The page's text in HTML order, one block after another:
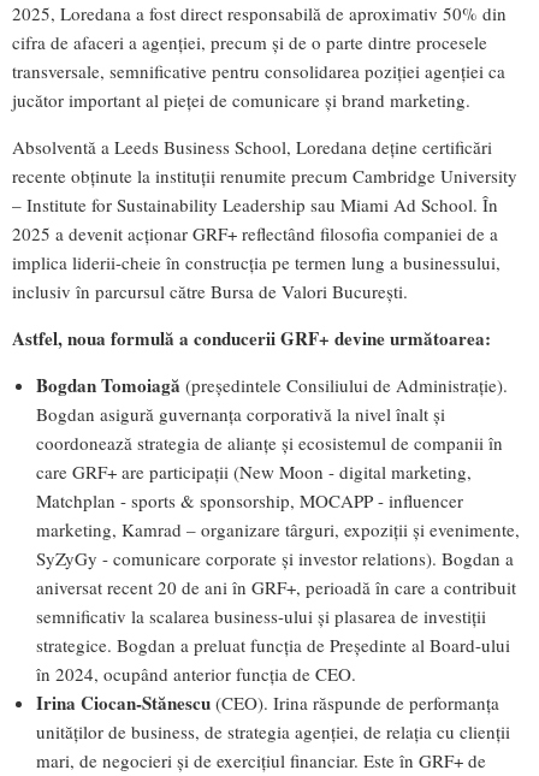
2025, Loredana a fost direct responsabilă de aproximativ 50% din
cifra de afaceri a agenției, precum și de o parte dintre procesele
transversale, semnificative pentru consolidarea poziției agenției ca
jucător important al pieței de comunicare și brand marketing.
Absolventă a Leeds Business School, Loredana deține certificări
recente obținute la instituții renumite precum Cambridge University
– Institute for Sustainability Leadership sau Miami Ad School. În
2025 a devenit acționar GRF+ reflectând filosofia companiei de a
implica liderii-cheie în construcția pe termen lung a businessului,
inclusiv în parcursul către Bursa de Valori București.
Astfel, noua formulă a conducerii GRF+ devine următoarea:
Bogdan Tomoiagă (președintele Consiliului de Administrație).
Bogdan asigură guvernanța corporativă la nivel înalt și
coordonează strategia de alianțe și ecosistemul de companii în
care GRF+ are participații (New Moon - digital marketing,
Matchplan - sports & sponsorship, MOCAPP - influencer
marketing, Kamrad – organizare târguri, expoziții și evenimente,
SyZyGy - comunicare corporate și investor relations). Bogdan a
aniversat recent 20 de ani în GRF+, perioadă în care a contribuit
semnificativ la scalarea business-ului și plasarea de investiții
strategice. Bogdan a preluat funcția de Președinte al Board-ului
în 2024, ocupând anterior funcția de CEO.
Irina Ciocan-Stănescu (CEO). Irina răspunde de performanța
unităților de business, de strategia agenției, de relația cu clienții
mari, de negocieri și de exercițiul financiar. Este în GRF+ de